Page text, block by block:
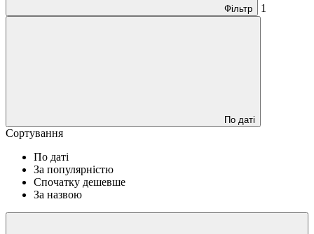
Фільтр 1
По даті
Сортування
По даті
За популярністю
Спочатку дешевше
За назвою